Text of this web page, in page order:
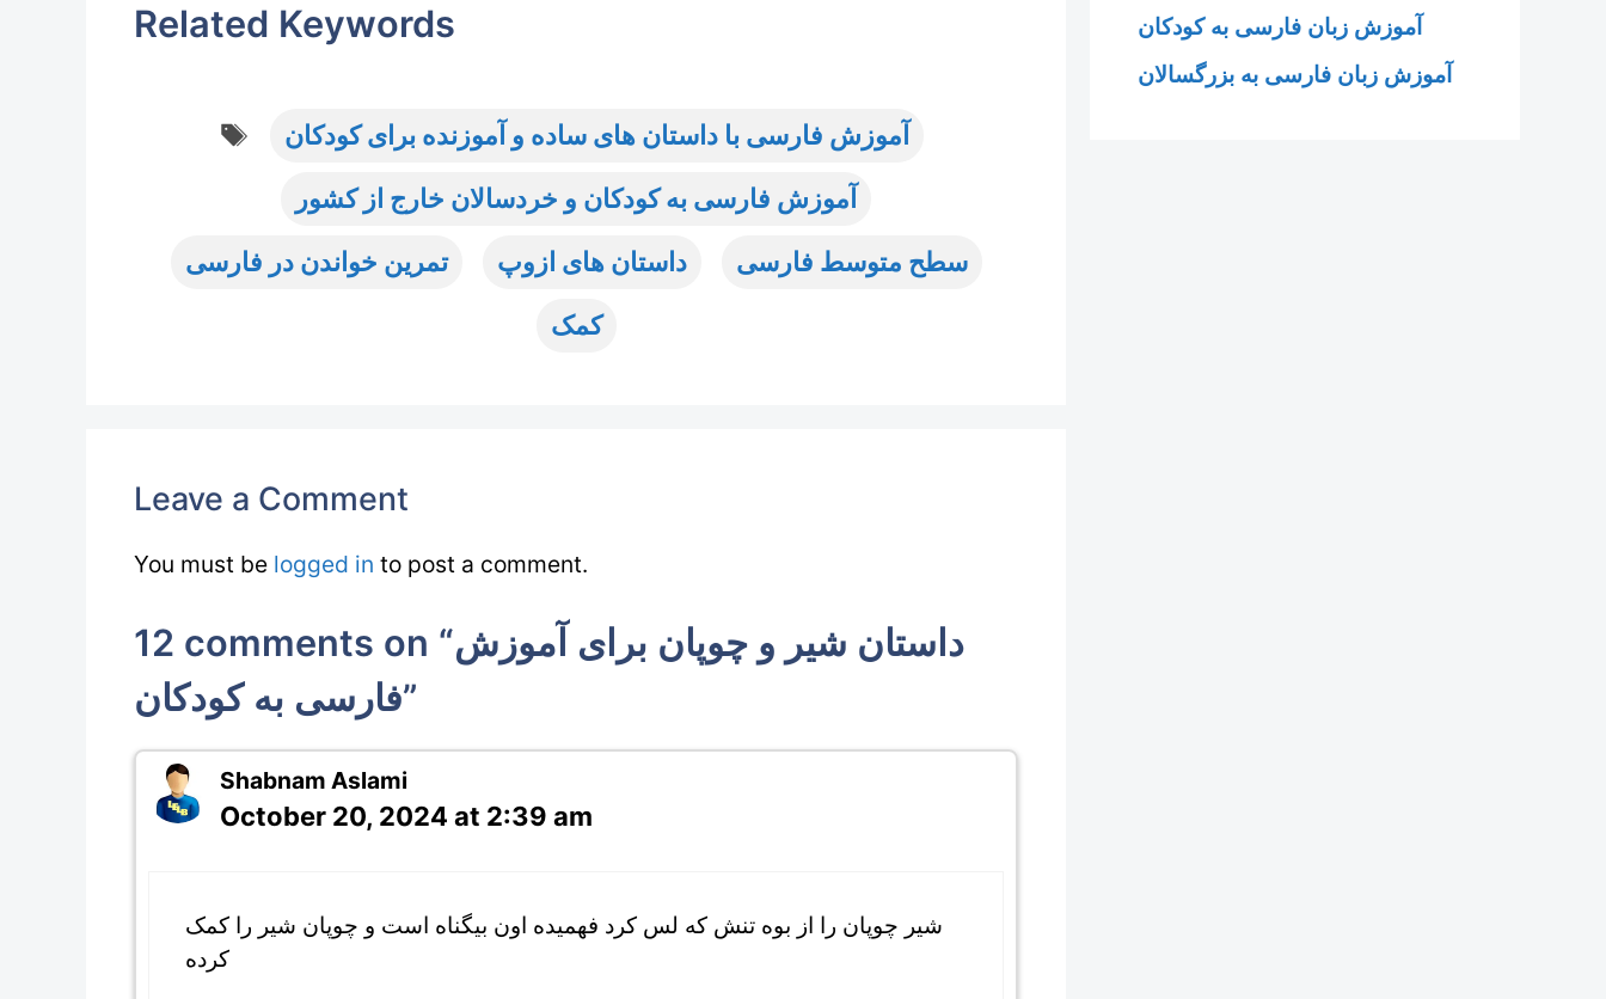
Related Keywords
Tags
آموزش فارسی با داستان های ساده و آموزنده برای کودکان
آموزش فارسی به کودکان و خردسالان خارج از کشور
تمرین خواندن در فارسی داستان های ازوپ سطح متوسط فارسی
کمک
Leave a Comment
You must be logged in to post a comment.
12 comments on “داستان شیر و چوپان برای آموزش
فارسی به کودکان”
Shabnam Aslami
October 20, 2024 at 2:39 am
شیر چوپان را از بوه تنش که لس کرد فهمیده اون بیگناه است و چوپان شیر را کمک
کرده
آموزش زبان فارسی به کودکان
آموزش زبان فارسی به بزرگسالان